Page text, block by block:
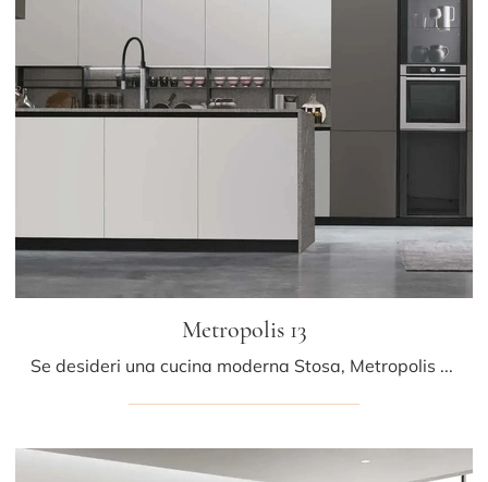
Metropolis 13
Se desideri una cucina moderna Stosa, Metropolis 13 in Pet ti aspetta nel nostro negozio di Cucine Moderne con penisola.